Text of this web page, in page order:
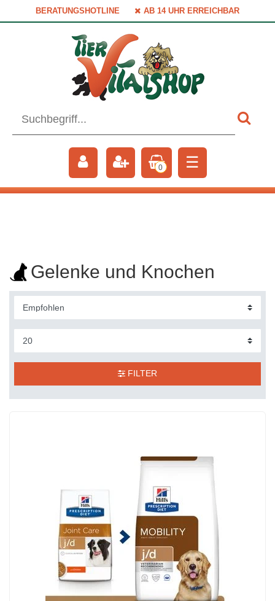
BERATUNGSHOTLINE AB 14 UHR ERREICHBAR
0 ☰
Gelenke und Knochen
FILTER